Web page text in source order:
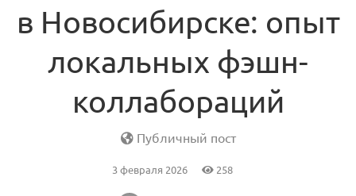
в Новосибирске: опыт
локальных фэшн-
коллабораций
Публичный пост
3 февраля 2026 258